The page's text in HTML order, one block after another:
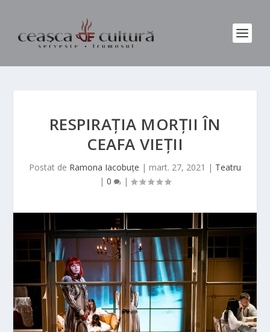
RESPIRAŢIA MORŢII ÎN
CEAFA VIEŢII
Postat de Ramona Iacobuțe | mart. 27, 2021 | Teatru
| 0 |